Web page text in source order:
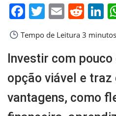
Facebook
Twitter
Email
Tempo de Leitura 3 minutos
Investir com
opção viável e traz
vantagens, como